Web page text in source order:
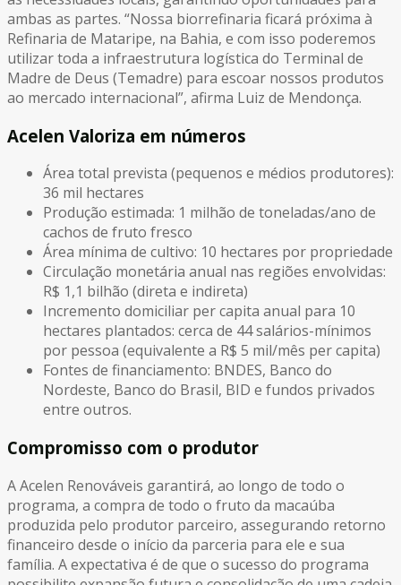
ambas as partes. “Nossa biorrefinaria ficará próxima à
Refinaria de Mataripe, na Bahia, e com isso poderemos
utilizar toda a infraestrutura logística do Terminal de
Madre de Deus (Temadre) para escoar nossos produtos
ao mercado internacional”, afirma Luiz de Mendonça.
Acelen Valoriza em números
Área total prevista (pequenos e médios produtores):
36 mil hectares
Produção estimada: 1 milhão de toneladas/ano de
cachos de fruto fresco
Área mínima de cultivo: 10 hectares por propriedade
Circulação monetária anual nas regiões envolvidas:
R$ 1,1 bilhão (direta e indireta)
Incremento domiciliar per capita anual para 10
hectares plantados: cerca de 44 salários-mínimos
por pessoa (equivalente a R$ 5 mil/mês per capita)
Fontes de financiamento: BNDES, Banco do
Nordeste, Banco do Brasil, BID e fundos privados
entre outros.
Compromisso com o produtor
A Acelen Renováveis garantirá, ao longo de todo o
programa, a compra de todo o fruto da macaúba
produzida pelo produtor parceiro, assegurando retorno
financeiro desde o início da parceria para ele e sua
família. A expectativa é de que o sucesso do programa